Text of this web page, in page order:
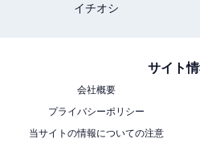
イチオシ
サイト
会社概要
プライバシーポリシー
当サイトの情報についての注意